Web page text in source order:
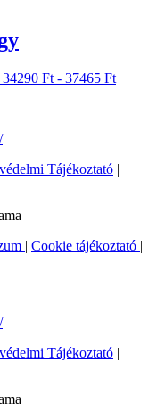
Ft - 37465 Ft
Tájékoztató |
| Cookie tájékoztató |
Tájékoztató |